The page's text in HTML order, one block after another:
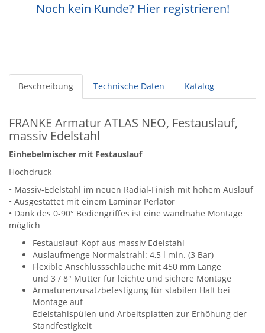
Noch kein Kunde? Hier registrieren!
Beschreibung Technische Daten Katalog
FRANKE Armatur ATLAS NEO, Festauslauf,
massiv Edelstahl
Einhebelmischer mit Festauslauf
Hochdruck
• Massiv-Edelstahl im neuen Radial-Finish mit hohem Auslauf
• Ausgestattet mit einem Laminar Perlator
• Dank des 0-90° Bediengriffes ist eine wandnahe Montage
möglich
Festauslauf-Kopf aus massiv Edelstahl
Auslaufmenge Normalstrahl: 4,5 l min. (3 Bar)
Flexible Anschlussschläuche mit 450 mm Länge
und 3 / 8" Mutter für leichte und sichere Montage
Armaturenzusatzbefestigung für stabilen Halt bei
Montage auf
Edelstahlspülen und Arbeitsplatten zur Erhöhung der
Standfestigkeit